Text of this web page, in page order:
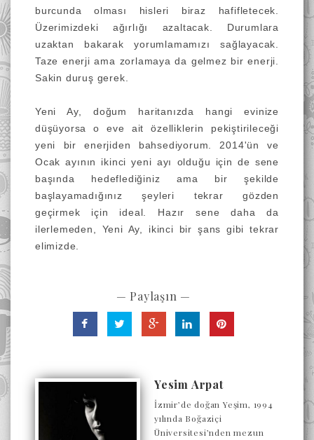
burcunda olması hisleri biraz hafifletecek.
Üzerimizdeki ağırlığı azaltacak. Durumlara
uzaktan bakarak yorumlamamızı sağlayacak.
Taze enerji ama zorlamaya da gelmez bir enerji.
Sakin duruş gerek.
Yeni Ay, doğum haritanızda hangi evinize
düşüyorsa o eve ait özelliklerin pekiştirileceği
yeni bir enerjiden bahsediyorum. 2014'ün ve
Ocak ayının ikinci yeni ayı olduğu için de sene
başında hedeflediğiniz ama bir şekilde
başlayamadığınız şeyleri tekrar gözden
geçirmek için ideal. Hazır sene daha da
ilerlemeden, Yeni Ay, ikinci bir şans gibi tekrar
elimizde.
— Paylaşın —
Yesim Arpat
İzmir’de doğan Yeşim, 1994
yılında Boğaziçi
Üniversitesi’nden mezun